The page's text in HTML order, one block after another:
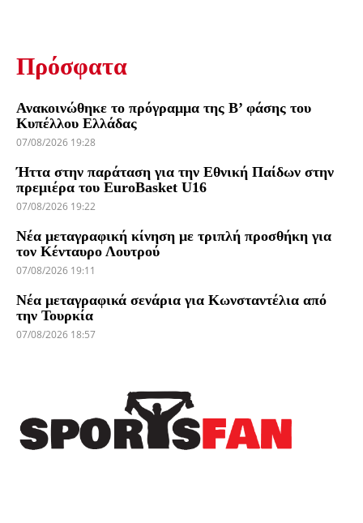
Πρόσφατα
Ανακοινώθηκε το πρόγραμμα της Β’ φάσης του
Κυπέλλου Ελλάδας
07/08/2026 19:28
Ήττα στην παράταση για την Εθνική Παίδων στην
πρεμιέρα του EuroBasket U16
07/08/2026 19:22
Νέα μεταγραφική κίνηση με τριπλή προσθήκη για
τον Κένταυρο Λουτρού
07/08/2026 19:11
Νέα μεταγραφικά σενάρια για Κωνσταντέλια από
την Τουρκία
07/08/2026 18:57